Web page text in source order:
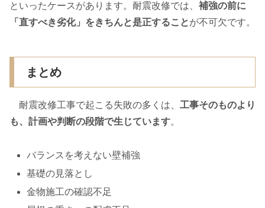
といったケースがあります。耐震改修では、 補強の前に
「直すべき劣化」をきちんと是正することが不可欠です。
まとめ
耐震改修工事で起こる失敗の多くは、 工事そのものより
も、計画や判断の段階で生じています。
バランスを考えない壁補強
基礎の見落とし
金物施工の確認不足